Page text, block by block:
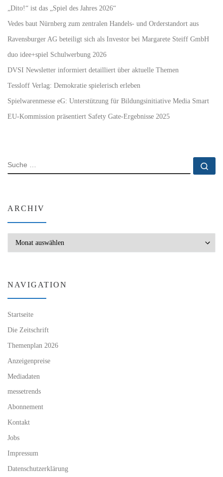
„Dito!“ ist das „Spiel des Jahres 2026“
Vedes baut Nürnberg zum zentralen Handels- und Orderstandort aus
Ravensburger AG beteiligt sich als Investor bei Margarete Steiff GmbH
duo idee+spiel Schulwerbung 2026
DVSI Newsletter informiert detailliert über aktuelle Themen
Tessloff Verlag: Demokratie spielerisch erleben
Spielwarenmesse eG: Unterstützung für Bildungsinitiative Media Smart
EU-Kommission präsentiert Safety Gate-Ergebnisse 2025
SUCHE
ARCHIV
NAVIGATION
Startseite
Die Zeitschrift
Themenplan 2026
Anzeigenpreise
Mediadaten
messetrends
Abonnement
Kontakt
Jobs
Impressum
Datenschutzerklärung